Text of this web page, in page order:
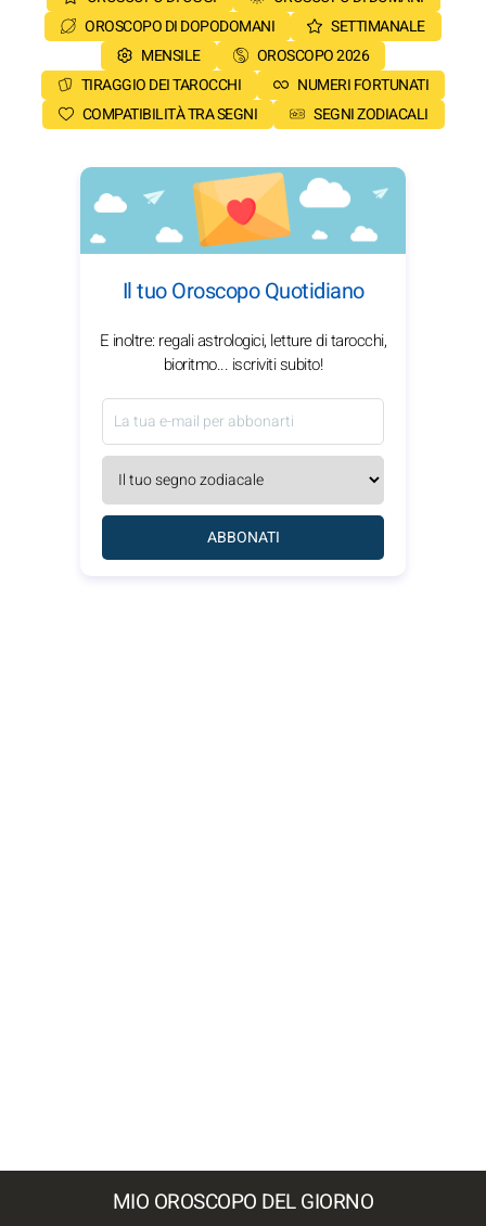
OROSCOPO DI DOPODOMANI
SETTIMANALE
MENSILE
OROSCOPO 2026
TIRAGGIO DEI TAROCCHI
NUMERI FORTUNATI
COMPATIBILITÀ TRA SEGNI
SEGNI ZODIACALI
Il tuo Oroscopo Quotidiano
E inoltre: regali astrologici, letture di tarocchi,
bioritmo... iscriviti subito!
ABBONATI
MIO OROSCOPO DEL GIORNO